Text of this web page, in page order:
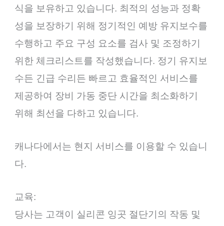
식을 보유하고 있습니다. 최적의 성능과 정확
성을 보장하기 위해 정기적인 예방 유지보수를
수행하고 주요 구성 요소를 검사 및 조정하기
위한 체크리스트를 작성했습니다. 정기 유지보
수든 긴급 수리든 빠르고 효율적인 서비스를
제공하여 장비 가동 중단 시간을 최소화하기
위해 최선을 다하고 있습니다.
캐나다에서는 현지 서비스를 이용할 수 있습니
다.
교육:
당사는 고객이 실리콘 잉곳 절단기의 작동 및